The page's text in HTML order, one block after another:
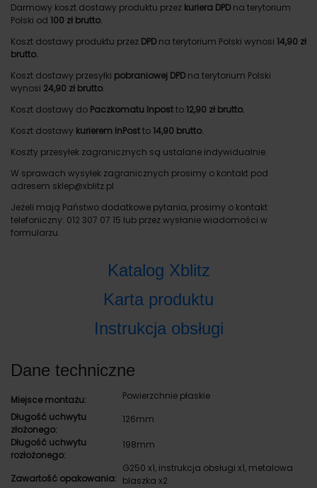
Darmowy koszt dostawy produktu przez kuriera DPDna terytorium
Polski od 100 zł brutto.
Koszt dostawy produktu przez DPDna terytorium Polski wynosi 14,90 zł
brutto.
Koszt dostawy przesyłki pobraniowej DPDna terytorium Polski
wynosi 24,90 zł brutto.
Koszt dostawy do Paczkomatu Inpostto 12,90 zł brutto.
Koszt dostawy kurierem InPostto 14,90 brutto.
Koszty przesyłek zagranicznych są ustalane indywidualnie.
W sprawach wysyłek zagranicznych prosimy o kontakt pod
adresem sklep@xblitz.pl
Jeżeli mają Państwo dodatkowe pytania, prosimy o kontakt
telefoniczny: 012 307 07 15 lub przez wysłanie wiadomości w
formularzu.
Katalog Xblitz
Karta produktu
Instrukcja obsługi
Dane techniczne
Miejsce montażu:
Powierzchnie płaskie
Długość uchwytu
złożonego:
126mm
Długość uchwytu
rozłożonego:
198mm
Zawartość opakowania:
G250 x1, instrukcja obsługi x1, metalowa
blaszka x2